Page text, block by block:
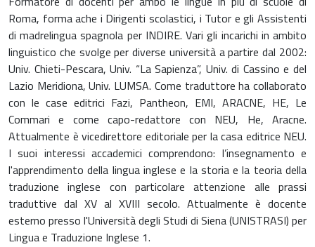
Roma, forma ache i Dirigenti scolastici, i Tutor e gli Assistenti
di madrelingua spagnola per INDIRE. Vari gli incarichi in ambito
linguistico che svolge per diverse università a partire dal 2002:
Univ. Chieti-Pescara, Univ. “La Sapienza”, Univ. di Cassino e del
Lazio Meridiona, Univ. LUMSA. Come traduttore ha collaborato
con le case editrici Fazi, Pantheon, EMI, ARACNE, HE, Le
Commari e come capo-redattore con NEU, He, Aracne.
Attualmente è vicedirettore editoriale per la casa editrice NEU.
I suoi interessi accademici comprendono: l’insegnamento e
l'apprendimento della lingua inglese e la storia e la teoria della
traduzione inglese con particolare attenzione alle prassi
traduttive dal XV al XVIII secolo. Attualmente è docente
esterno presso l'Università degli Studi di Siena (UNISTRASI) per
Lingua e Traduzione Inglese 1.